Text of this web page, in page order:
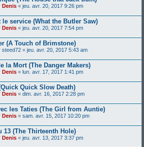
Denis « jeu. avr. 20, 2017 9:26 pm
service (What the Butler Saw)
Denis « jeu. avr. 20, 2017 7:54 pm
(A Touch of Brimstone)
steed72 « jeu. avr. 20, 2017 5:43 am
la Mort (The Danger Makers)
Denis « lun. avr. 17, 2017 1:41 pm
Quick Slow Death)
Denis « dim. avr. 16, 2017 2:28 pm
les Taties (The Girl from Auntie)
Denis « sam. avr. 15, 2017 10:20 pm
13 (The Thirteenth Hole)
Denis « jeu. avr. 13, 2017 3:37 pm